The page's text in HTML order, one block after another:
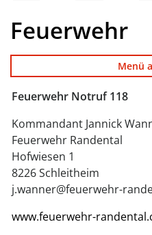
Feuerwehr
Menü
Feuerwehr Notruf 118
Kommandant Jannick
Feuerwehr Randental
Hofwiesen 1
8226 Schleitheim
j.wanner@feuerwehr-
www.feuerwehr-